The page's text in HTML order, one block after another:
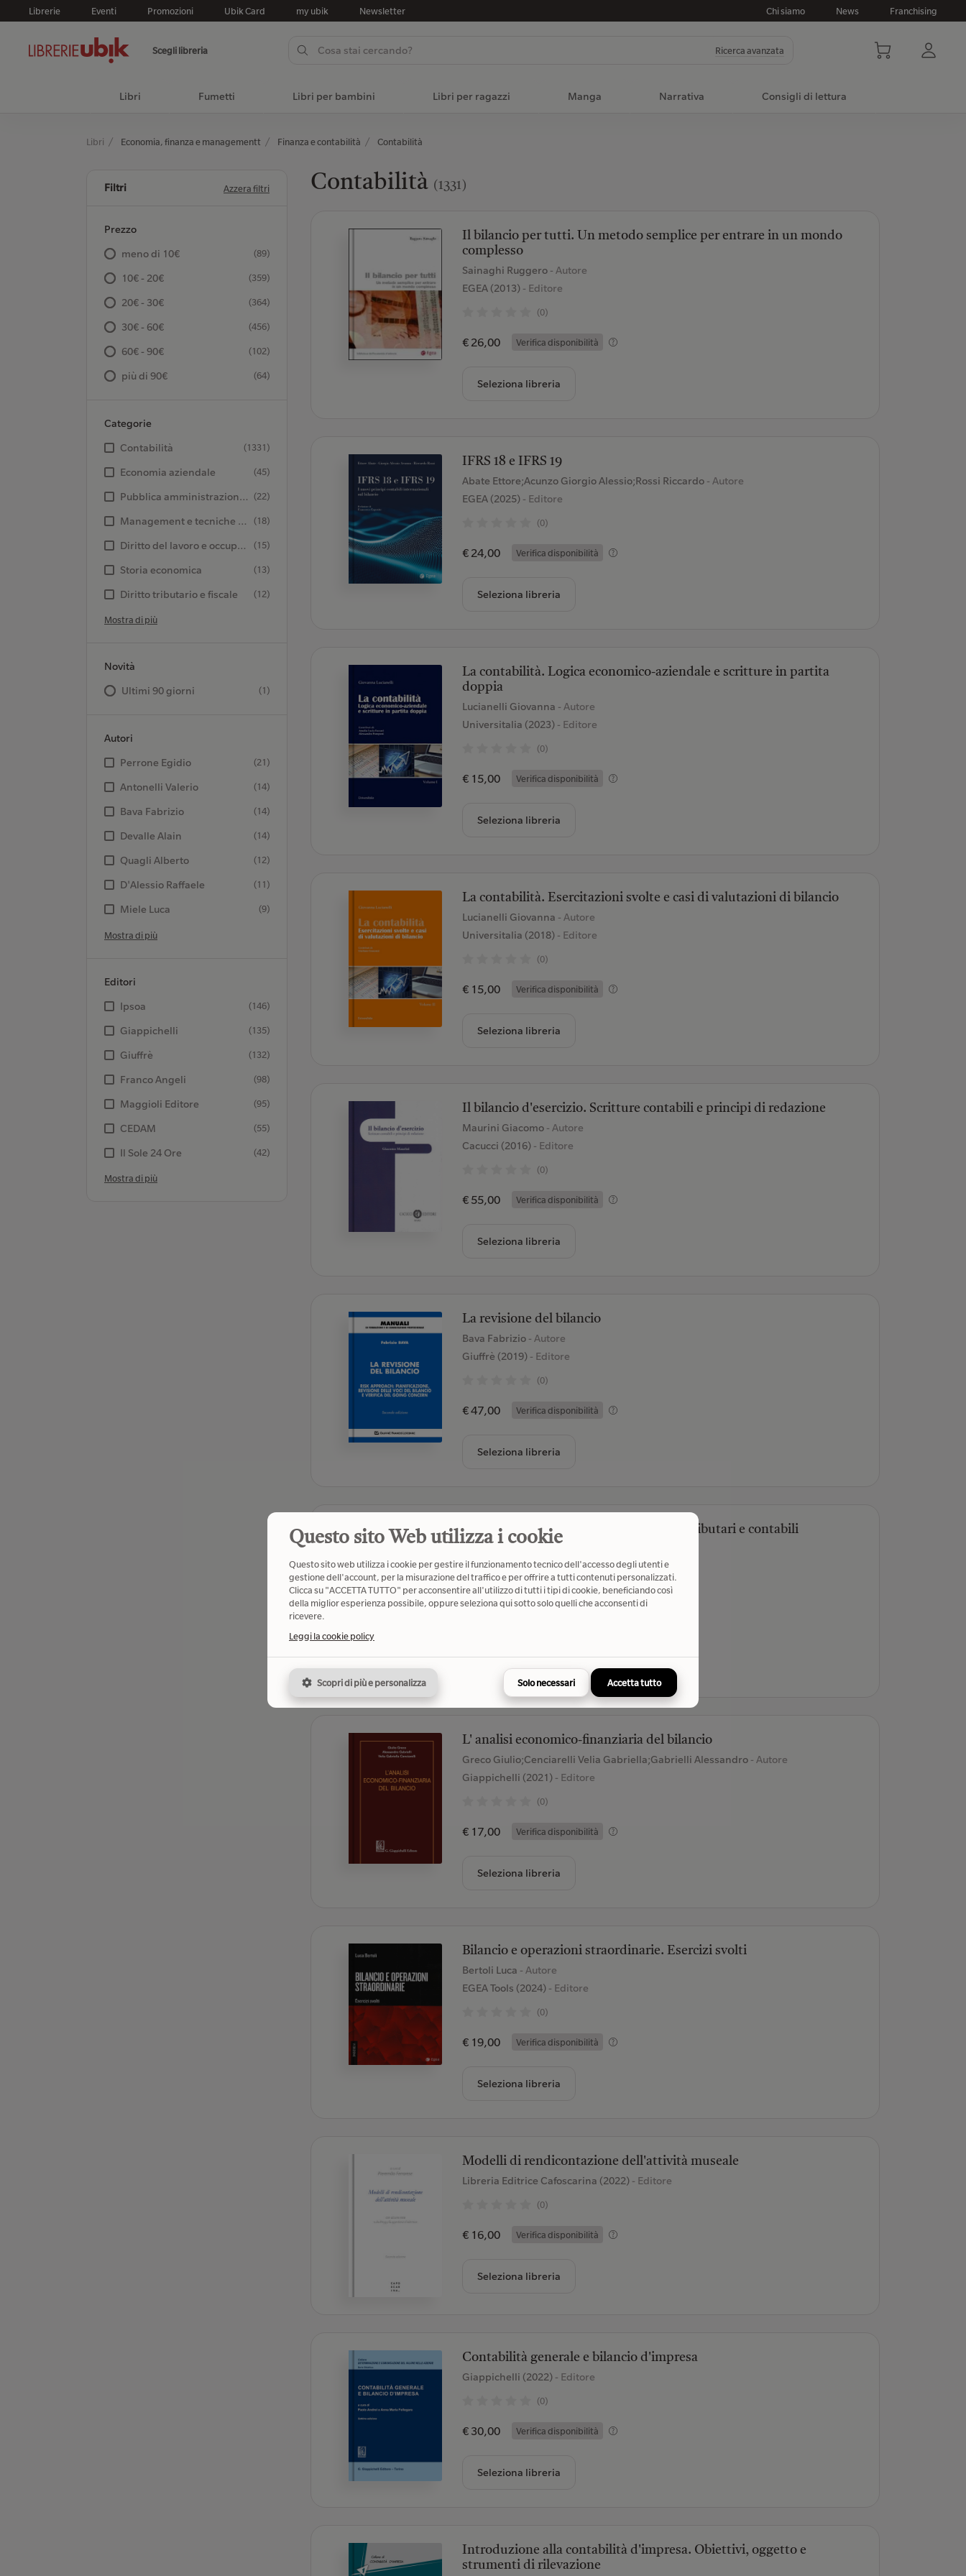
Librerie Eventi Promozioni Ubik Card my ubik Newsletter Chi siamo News Franchising
Scegli libreria Ricerca avanzata
Libri Fumetti Libri per bambini Libri per ragazzi Manga Narrativa Consigli di lettura
Libri Economia, finanza e managementt Finanza e contabilità Contabilità
Filtri Azzera filtri
Prezzo
meno di 10€
(89)
10€ - 20€ (359)
20€ - 30€ (364)
30€ - 60€ (456)
60€ - 90€ (102)
più di 90€ (64)
Categorie
Contabilità
(1331)
Economia aziendale (45)
Pubblica amministrazione e settore pubblico (22)
Management e tecniche gestionali (18)
Diritto del lavoro e occupazione (15)
Storia economica (13)
Diritto tributario e fiscale (12)
Mostra di più
Novità
Ultimi 90 giorni
(1)
Autori
Perrone Egidio
(21)
Antonelli Valerio (14)
Bava Fabrizio (14)
Devalle Alain (14)
Quagli Alberto (12)
D'Alessio Raffaele (11)
Miele Luca (9)
Mostra di più
Editori
Ipsoa
(146)
Giappichelli (135)
Giuffrè (132)
Franco Angeli (98)
Maggioli Editore (95)
CEDAM (55)
Il Sole 24 Ore (42)
Mostra di più
Contabilità (1331)
Il bilancio per tutti. Un metodo semplice per entrare in un mondo
complesso
Sainaghi Ruggero - Autore
EGEA (2013)- Editore
(0)
€ 26,00 Verifica disponibilità
Seleziona libreria
IFRS 18 e IFRS 19
Abate Ettore;Acunzo Giorgio Alessio;Rossi Riccardo - Autore
EGEA (2025)- Editore
(0)
€ 24,00 Verifica disponibilità
Seleziona libreria
La contabilità. Logica economico-aziendale e scritture in partita
doppia
Lucianelli Giovanna - Autore
Universitalia (2023)- Editore
(0)
€ 15,00 Verifica disponibilità
Seleziona libreria
La contabilità. Esercitazioni svolte e casi di valutazioni di bilancio
Lucianelli Giovanna - Autore
Universitalia (2018)- Editore
(0)
€ 15,00 Verifica disponibilità
Seleziona libreria
Il bilancio d'esercizio. Scritture contabili e principi di redazione
Maurini Giacomo - Autore
Cacucci (2016)- Editore
(0)
€ 55,00 Verifica disponibilità
Seleziona libreria
La revisione del bilancio
Bava Fabrizio - Autore
Giuffrè (2019)- Editore
(0)
€ 47,00 Verifica disponibilità
Seleziona libreria
La scissione mediante scorporo. Profili tributari e contabili
McGraw-Hill Education (2024)- Editore
(0)
L' analisi economico-finanziaria del bilancio
Greco Giulio;Cenciarelli Velia Gabriella;Gabrielli Alessandro - Autore
Giappichelli (2021)- Editore
(0)
€ 17,00 Verifica disponibilità
Seleziona libreria
Bilancio e operazioni straordinarie. Esercizi svolti
Bertoli Luca - Autore
EGEA Tools (2024)- Editore
(0)
€ 19,00 Verifica disponibilità
Seleziona libreria
Modelli di rendicontazione dell'attività museale
Libreria Editrice Cafoscarina (2022)- Editore
(0)
€ 16,00 Verifica disponibilità
Seleziona libreria
Contabilità generale e bilancio d'impresa
Giappichelli (2022)- Editore
(0)
€ 30,00 Verifica disponibilità
Seleziona libreria
Introduzione alla contabilità d'impresa. Obiettivi, oggetto e
strumenti di rilevazione
Questo sito Web utilizza i cookie
Questo sito web utilizza i cookie per gestire il funzionamento tecnico dell'accesso degli utenti e
gestione dell'account, per la misurazione del traffico e per offrire a tutti contenuti personalizzati.
Clicca su "ACCETTA TUTTO" per acconsentire all'utilizzo di tutti i tipi di cookie, beneficiando così
della miglior esperienza possibile, oppure seleziona qui sotto solo quelli che acconsenti di
ricevere.
Leggi la cookie policy
Scopri di più e personalizza Solo necessari Accetta tutto